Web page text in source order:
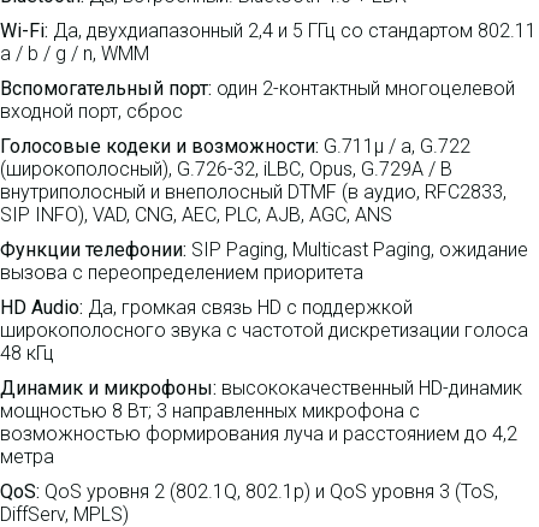
Wi-Fi: Да, двухдиапазонный 2,4 и 5 ГГц со стандартом 802.11
a / b / g / n, WMM
Вспомогательный порт: один 2-контактный многоцелевой
входной порт, сброс
Голосовые кодеки и возможности: G.711µ / a, G.722
(широкополосный), G.726-32, iLBC, Opus, G.729A / B
внутриполосный и внеполосный DTMF (в аудио, RFC2833,
SIP INFO), VAD, CNG, AEC, PLC, AJB, AGC, ANS
Функции телефонии: SIP Paging, Multicast Paging, ожидание
вызова с переопределением приоритета
HD Audio: Да, громкая связь HD с поддержкой
широкополосного звука с частотой дискретизации голоса
48 кГц
Динамик и микрофоны: высококачественный HD-динамик
мощностью 8 Вт; 3 направленных микрофона с
возможностью формирования луча и расстоянием до 4,2
метра
QoS: QoS уровня 2 (802.1Q, 802.1p) и QoS уровня 3 (ToS,
DiffServ, MPLS)